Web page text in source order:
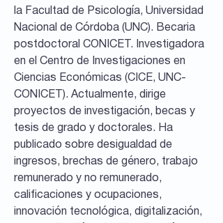
la Facultad de Psicología, Universidad
Nacional de Córdoba (UNC). Becaria
postdoctoral CONICET. Investigadora
en el Centro de Investigaciones en
Ciencias Económicas (CICE, UNC-
CONICET). Actualmente, dirige
proyectos de investigación, becas y
tesis de grado y doctorales. Ha
publicado sobre desigualdad de
ingresos, brechas de género, trabajo
remunerado y no remunerado,
calificaciones y ocupaciones,
innovación tecnológica, digitalización,